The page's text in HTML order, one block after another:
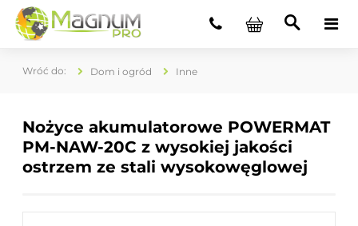
Dom i ogród Inne
Nożyce akumulatorowe POWERMAT
PM-NAW-20C z wysokiej jakości
ostrzem ze stali wysokowęglowej